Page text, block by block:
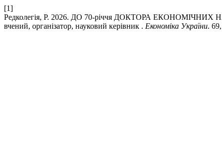
[1]
Редколегія, Р. 2026. ДО 70-річчя ДОКТОРА
вчений, організатор, науковий керівник . Економіка України.